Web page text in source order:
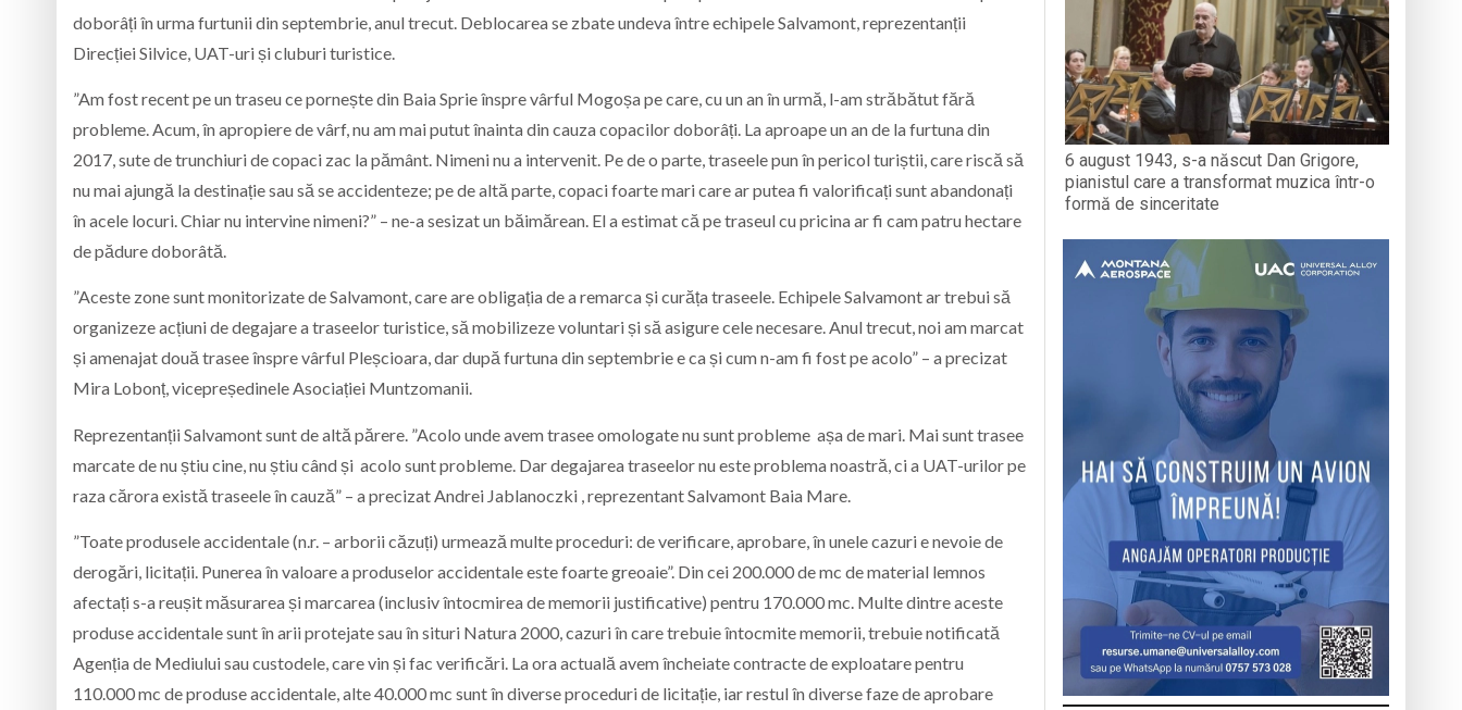
doborâți în urma furtunii din septembrie, anul trecut. Deblocarea se zbate undeva între echipele Salvamont, reprezentanții
Direcției Silvice, UAT-uri și cluburi turistice.
”Am fost recent pe un traseu ce pornește din Baia Sprie înspre vârful Mogoșa pe care, cu un an în urmă, l-am străbătut fără
probleme. Acum, în apropiere de vârf, nu am mai putut înainta din cauza copacilor doborâți. La aproape un an de la furtuna din
2017, sute de trunchiuri de copaci zac la pământ. Nimeni nu a intervenit. Pe de o parte, traseele pun în pericol turiștii, care riscă să
nu mai ajungă la destinație sau să se accidenteze; pe de altă parte, copaci foarte mari care ar putea fi valorificați sunt abandonați
în acele locuri. Chiar nu intervine nimeni?” – ne-a sesizat un băimărean. El a estimat că pe traseul cu pricina ar fi cam patru hectare
de pădure doborâtă.
”Aceste zone sunt monitorizate de Salvamont, care are obligația de a remarca și curăța traseele. Echipele Salvamont ar trebui să
organizeze acțiuni de degajare a traseelor turistice, să mobilizeze voluntari și să asigure cele necesare. Anul trecut, noi am marcat
și amenajat două trasee înspre vârful Pleșcioara, dar după furtuna din septembrie e ca și cum n-am fi fost pe acolo” – a precizat
Mira Lobonț, vicepreședinele Asociației Muntzomanii.
Reprezentanții Salvamont sunt de altă părere. ”Acolo unde avem trasee omologate nu sunt probleme așa de mari. Mai sunt trasee
marcate de nu știu cine, nu știu când și acolo sunt probleme. Dar degajarea traseelor nu este problema noastră, ci a UAT-urilor pe
raza cărora există traseele în cauză” – a precizat Andrei Jablanoczki , reprezentant Salvamont Baia Mare.
”Toate produsele accidentale (n.r. – arborii căzuți) urmează multe proceduri: de verificare, aprobare, în unele cazuri e nevoie de
derogări, licitații. Punerea în valoare a produselor accidentale este foarte greoaie”. Din cei 200.000 de mc de material lemnos
afectați s-a reușit măsurarea și marcarea (inclusiv întocmirea de memorii justificative) pentru 170.000 mc. Multe dintre aceste
produse accidentale sunt în arii protejate sau în situri Natura 2000, cazuri în care trebuie întocmite memorii, trebuie notificată
Agenția de Mediului sau custodele, care vin și fac verificări. La ora actuală avem încheiate contracte de exploatare pentru
110.000 mc de produse accidentale, alte 40.000 mc sunt în diverse proceduri de licitație, iar restul în diverse faze de aprobare
6 august 1943, s-a născut Dan Grigore,
pianistul care a transformat muzica într-o
formă de sinceritate